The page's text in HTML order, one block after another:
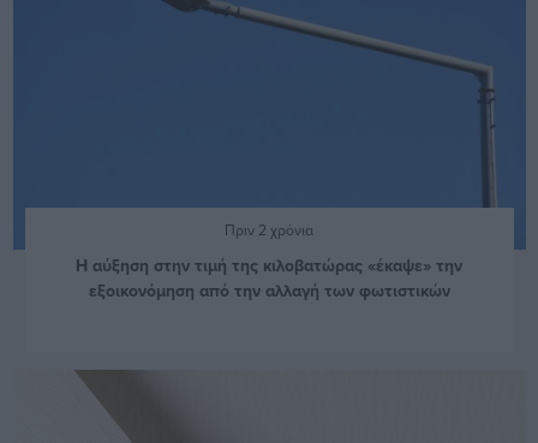
Πριν 2 χρόνια
Η αύξηση στην τιμή της κιλοβατώρας «έκαψε» την
εξοικονόμηση από την αλλαγή των φωτιστικών